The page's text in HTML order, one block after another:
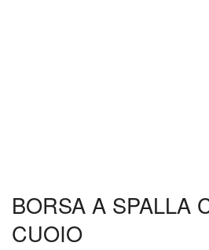
BORSA A SPALLA
CUOIO